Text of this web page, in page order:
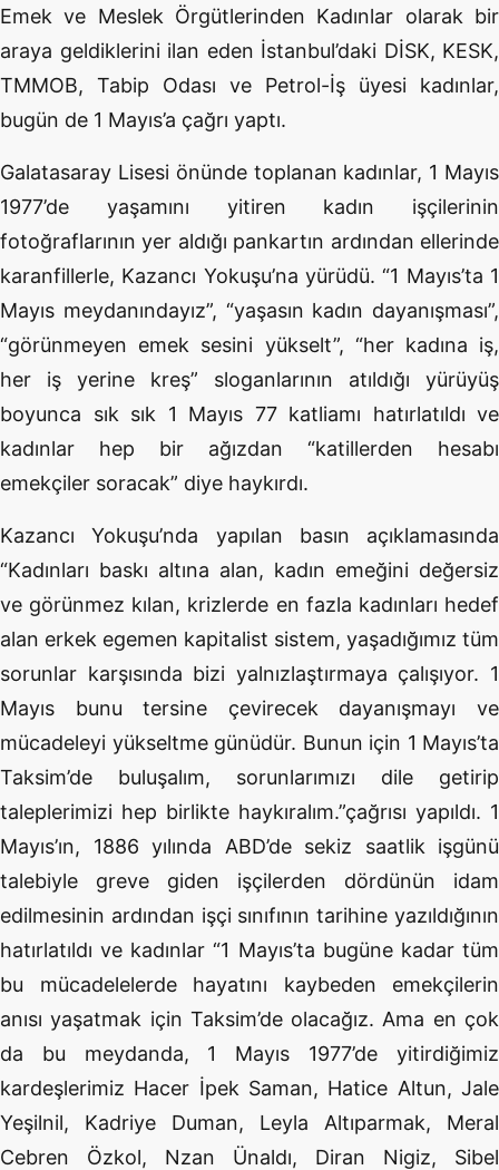
Emek ve Meslek Örgütlerinden Kadınlar olarak bir
araya geldiklerini ilan eden İstanbul’daki DİSK, KESK,
TMMOB, Tabip Odası ve Petrol-İş üyesi kadınlar,
bugün de 1 Mayıs’a çağrı yaptı.
Galatasaray Lisesi önünde toplanan kadınlar, 1 Mayıs
1977’de yaşamını yitiren kadın işçilerinin
fotoğraflarının yer aldığı pankartın ardından ellerinde
karanfillerle, Kazancı Yokuşu’na yürüdü. “1 Mayıs’ta 1
Mayıs meydanındayız”, “yaşasın kadın dayanışması”,
“görünmeyen emek sesini yükselt”, “her kadına iş,
her iş yerine kreş” sloganlarının atıldığı yürüyüş
boyunca sık sık 1 Mayıs 77 katliamı hatırlatıldı ve
kadınlar hep bir ağızdan “katillerden hesabı
emekçiler soracak” diye haykırdı.
Kazancı Yokuşu’nda yapılan basın açıklamasında
“Kadınları baskı altına alan, kadın emeğini değersiz
ve görünmez kılan, krizlerde en fazla kadınları hedef
alan erkek egemen kapitalist sistem, yaşadığımız tüm
sorunlar karşısında bizi yalnızlaştırmaya çalışıyor. 1
Mayıs bunu tersine çevirecek dayanışmayı ve
mücadeleyi yükseltme günüdür. Bunun için 1 Mayıs’ta
Taksim’de buluşalım, sorunlarımızı dile getirip
taleplerimizi hep birlikte haykıralım.”çağrısı yapıldı. 1
Mayıs’ın, 1886 yılında ABD’de sekiz saatlik işgünü
talebiyle greve giden işçilerden dördünün idam
edilmesinin ardından işçi sınıfının tarihine yazıldığının
hatırlatıldı ve kadınlar “1 Mayıs’ta bugüne kadar tüm
bu mücadelelerde hayatını kaybeden emekçilerin
anısı yaşatmak için Taksim’de olacağız. Ama en çok
da bu meydanda, 1 Mayıs 1977’de yitirdiğimiz
kardeşlerimiz Hacer İpek Saman, Hatice Altun, Jale
Yeşilnil, Kadriye Duman, Leyla Altıparmak, Meral
Cebren Özkol, Nzan Ünaldı, Diran Nigiz, Sibel